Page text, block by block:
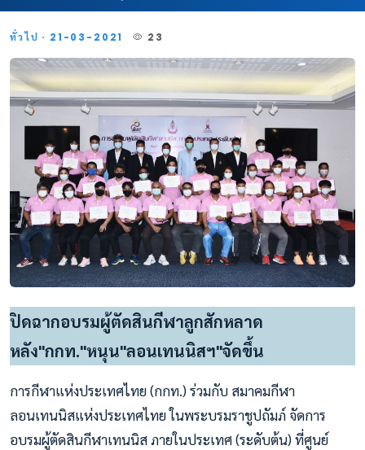
ทั่วไป · 21-03-2021 23
ปิดฉากอบรมผู้ตัดสินกีฬาลูกสักหลาด
หลัง"กกท."หนุน"ลอนเทนนิสฯ"จัดขึ้น
การกีฬาแห่งประเทศไทย (กกท.) ร่วมกับ สมาคมกีฬา
ลอนเทนนิสแห่งประเทศไทย ในพระบรมราชูปถัมภ์ จัดการ
อบรมผู้ตัดสินกีฬาเทนนิส ภายในประเทศ (ระดับต้น) ที่ศูนย์